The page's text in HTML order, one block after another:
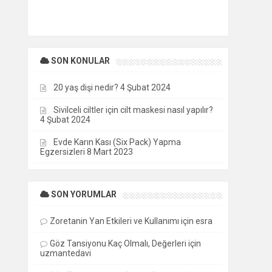
SON KONULAR
20 yaş dişi nedir? 4 Şubat 2024
Sivilceli ciltler için cilt maskesi nasıl yapılır?
4 Şubat 2024
Evde Karın Kası (Six Pack) Yapma
Egzersizleri 8 Mart 2023
SON YORUMLAR
Zoretanin Yan Etkileri ve Kullanımı için esra
Göz Tansiyonu Kaç Olmalı, Değerleri için
uzmantedavi